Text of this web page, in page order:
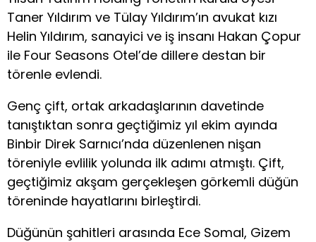
Taner Yıldırım ve Tülay Yıldırım’ın avukat kızı
Helin Yıldırım, sanayici ve iş insanı Hakan Çopur
ile Four Seasons Otel’de dillere destan bir
törenle evlendi.
Genç çift, ortak arkadaşlarının davetinde
tanıştıktan sonra geçtiğimiz yıl ekim ayında
Binbir Direk Sarnıcı’nda düzenlenen nişan
töreniyle evlilik yolunda ilk adımı atmıştı. Çift,
geçtiğimiz akşam gerçekleşen görkemli düğün
töreninde hayatlarını birleştirdi.
Düğünün şahitleri arasında Ece Somal, Gizem